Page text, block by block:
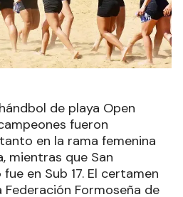
de playa Open
fueron
en la rama femenina
mientras que San
en Sub 17. El certamen
Formoseña de